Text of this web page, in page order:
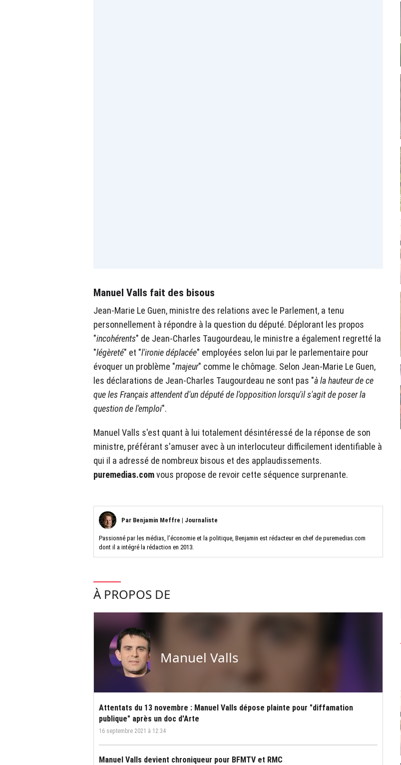
Manuel Valls fait des bisous
Jean-Marie Le Guen, ministre des relations avec le Parlement, a tenu
personnellement à répondre à la question du député. Déplorant les propos
"incohérents" de Jean-Charles Taugourdeau, le ministre a également regretté la
"légèreté" et "l'ironie déplacée" employées selon lui par le parlementaire pour
évoquer un problème "majeur" comme le chômage. Selon Jean-Marie Le Guen,
les déclarations de Jean-Charles Taugourdeau ne sont pas "à la hauteur de ce
que les Français attendent d'un député de l'opposition lorsqu'il s'agit de poser la
question de l'emploi".
Manuel Valls s'est quant à lui totalement désintéressé de la réponse de son
ministre, préférant s'amuser avec à un interlocuteur difficilement identifiable à
qui il a adressé de nombreux bisous et des applaudissements.
puremedias.comvous propose de revoir cette séquence surprenante.
Par Benjamin Meffre | Journaliste
Passionné par les médias, l’économie et la politique, Benjamin est rédacteur en chef de puremedias.com
dont il a intégré la rédaction en 2013.
À PROPOS DE
Manuel Valls
Attentats du 13 novembre : Manuel Valls dépose plainte pour "diffamation
publique" après un doc d'Arte
16 septembre 2021 à 12:34
Manuel Valls devient chroniqueur pour BFMTV et RMC